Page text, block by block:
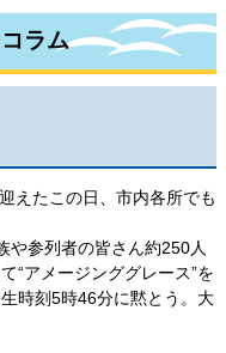
ラム
えたこの日、市内各所でも
や参列者の皆さん約250人
“アメージンググレース”を
時刻5時46分に黙とう。大